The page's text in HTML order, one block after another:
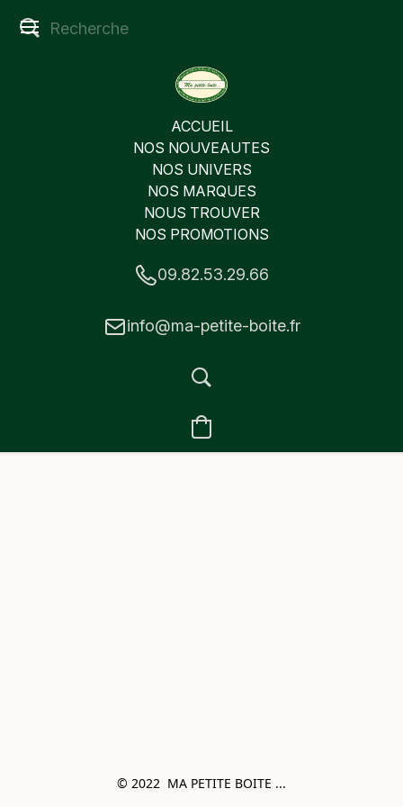
ACCUEIL
NOS NOUVEAUTES
NOS UNIVERS
NOS MARQUES
NOUS TROUVER
NOS PROMOTIONS
09.82.53.29.66
info@ma-petite-boite.fr
© 2022  MA PETITE BOITE ...